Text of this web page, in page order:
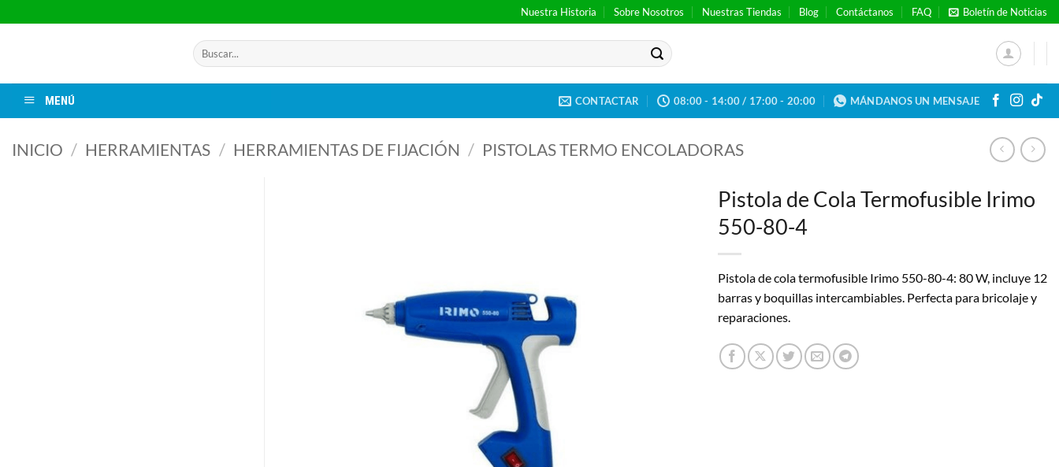
al
Nuestra Historia Sobre Nosotros Nuestras Tiendas Blog Contáctanos FAQ Boletín de Noticias
Buscar
por:
MENÚ CONTACTAR 08:00 - 14:00 / 17:00 - 20:00 MÁNDANOS UN MENSAJE
INICIO / HERRAMIENTAS / HERRAMIENTAS DE FIJACIÓN / PISTOLAS TERMO ENCOLADORAS
Pistola de Cola Termofusible Irimo
550-80-4
Pistola de cola termofusible Irimo 550-80-4: 80 W, incluye 12
barras y boquillas intercambiables. Perfecta para bricolaje y
reparaciones.